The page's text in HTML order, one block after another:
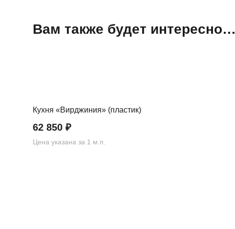
Вам также будет интересно…
Кухня «Вирджиния» (пластик)
62 850₽
Цена указана за 1 м.п.